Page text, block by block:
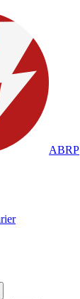
ABRP